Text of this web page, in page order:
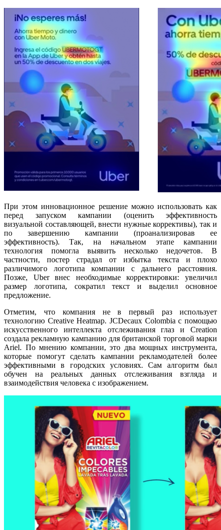
При этом инновационное решение можно использовать как
перед запуском кампании (оценить эффективность
визуальной составляющей, внести нужные коррективы), так и
по завершению кампании (проанализировав ее
эффективность). Так, на начальном этапе кампании
технология помогла выявить несколько недочетов. В
частности, постер страдал от избытка текста и плохо
различимого логотипа компании с дальнего расстояния.
Позже, Uber внес необходимые корректировки: увеличил
размер логотипа, сократил текст и выделил основное
предложение.
Отметим, что компания не в первый раз использует
технологию Creative Heatmap. JCDecaux Colombia с помощью
искусственного интеллекта отслеживания глаз и Creation
создала рекламную кампанию для британской торговой марки
Ariel. По мнению компании, это два мощных инструмента,
которые помогут сделать кампании рекламодателей более
эффективными в городских условиях. Сам алгоритм был
обучен на реальных данных отслеживания взгляда и
взаимодействия человека с изображением.